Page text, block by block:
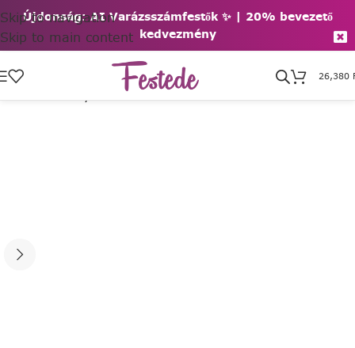
Újdonság: AI Varázsszámfestők ✨ | 20% bevezető
kedvezmény
Skip to navigation
Skip to main content
26,380